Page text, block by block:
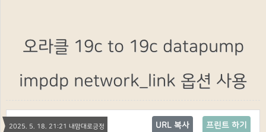
오라클 19c to 19c datapump
impdp network_link 옵션 사용
2025. 5. 18. 21:21 내맘대로긍정 프린트 하기
URL 복사